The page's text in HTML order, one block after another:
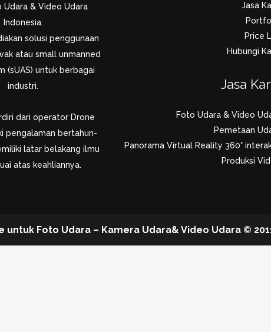
Udara & Video Udara
Indonesia.
solusi penggunaan
atau small unmanned
(sUAS) untuk berbagai
industri.
dari operator Drone
pengalaman bertahun-
latar belakang ilmu
atas keahliannya.
Jasa
Price
Hubungi
Jasa
Foto Udara & Video
Pemetaan
Panorama Virtual Reality 360°
Produksi
untuk Foto Udara – Kamera Udara& Video Udara ©